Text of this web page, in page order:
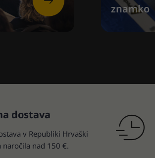
znamko
dostava
v Republiki Hrvaški
naročila nad 150 €.